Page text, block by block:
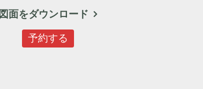
図面をダウンロード
予約する